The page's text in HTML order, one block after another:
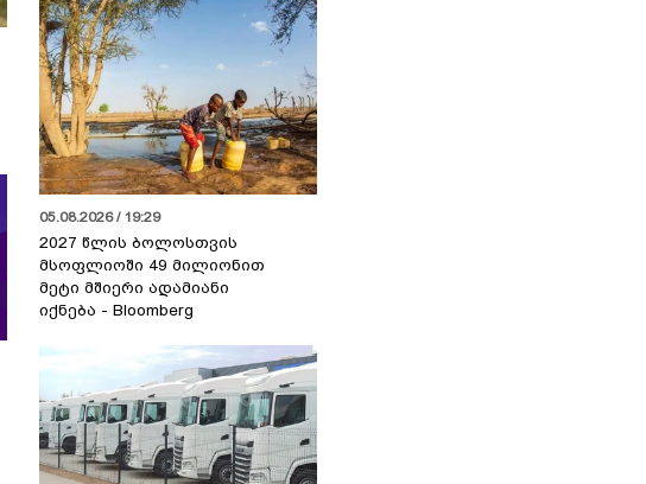
05.08.2026 / 19:29
2027 წლის ბოლოსთვის
მსოფლიოში 49 მილიონით
მეტი მშიერი ადამიანი
იქნება - Bloomberg